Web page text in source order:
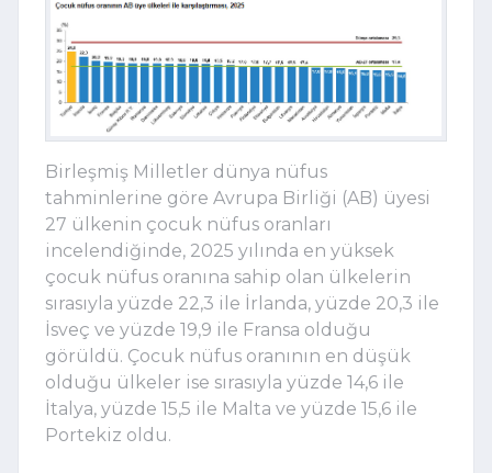
Birleşmiş Milletler dünya nüfus
tahminlerine göre Avrupa Birliği (AB) üyesi
27 ülkenin çocuk nüfus oranları
incelendiğinde, 2025 yılında en yüksek
çocuk nüfus oranına sahip olan ülkelerin
sırasıyla yüzde 22,3 ile İrlanda, yüzde 20,3 ile
İsveç ve yüzde 19,9 ile Fransa olduğu
görüldü. Çocuk nüfus oranının en düşük
olduğu ülkeler ise sırasıyla yüzde 14,6 ile
İtalya, yüzde 15,5 ile Malta ve yüzde 15,6 ile
Portekiz oldu.